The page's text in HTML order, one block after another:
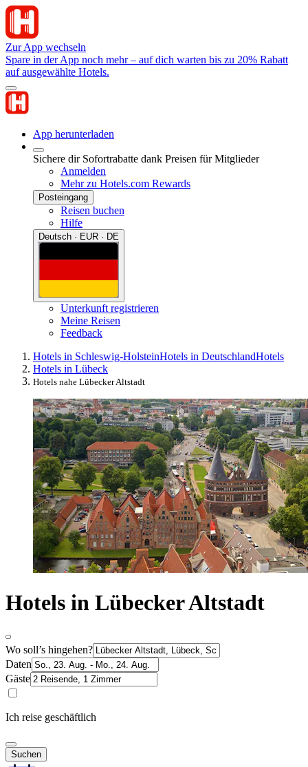
Zur App wechseln
Spare in der App noch mehr – auf dich warten bis zu 20% Rabatt
auf ausgewählte Hotels.
App herunterladen
Sichere dir Sofortrabatte dank Preisen für Mitglieder
Anmelden
Mehr zu Hotels.com Rewards
Posteingang
Reisen buchen
Hilfe
Deutsch · EUR · DE
Unterkunft registrieren
Meine Reisen
Feedback
Hotels in Schleswig-HolsteinHotels in DeutschlandHotels
Hotels in Lübeck
Hotels nahe Lübecker Altstadt
Hotels in Lübecker Altstadt
Wo soll’s hingehen?
Daten
Gäste
Ich reise geschäftlich
Suchen